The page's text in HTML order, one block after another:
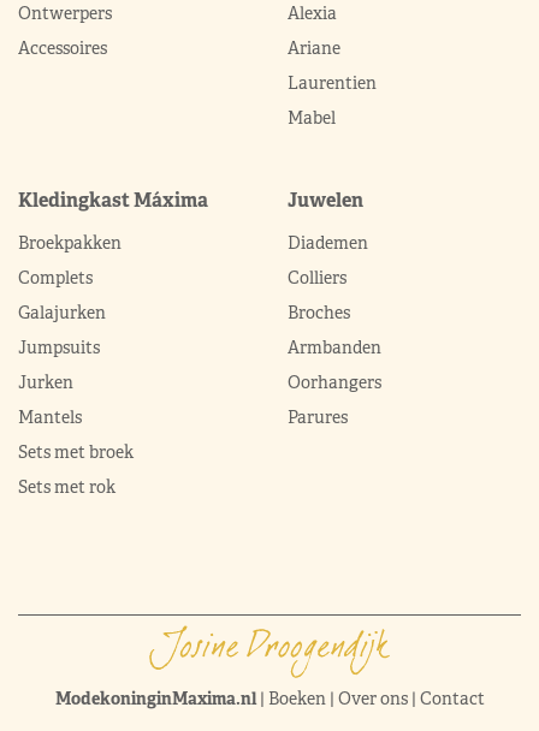
Ontwerpers
Accessoires
Alexia
Ariane
Laurentien
Mabel
Kledingkast Máxima
Broekpakken
Complets
Galajurken
Jumpsuits
Jurken
Mantels
Sets met broek
Sets met rok
Juwelen
Diademen
Colliers
Broches
Armbanden
Oorhangers
Parures
ModekoninginMaxima.nl| Boeken| Over ons| Contact